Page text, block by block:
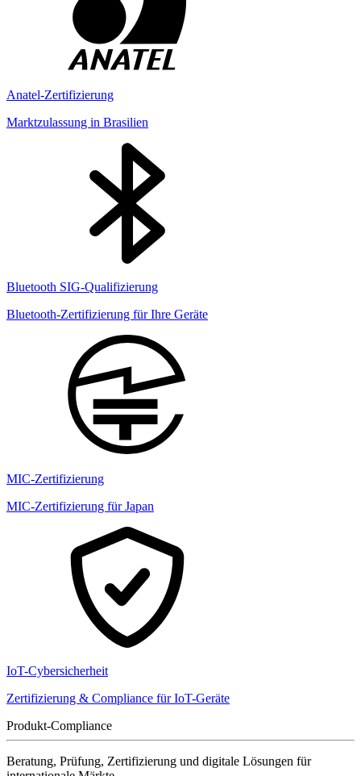
Anatel-Zertifizierung
Marktzulassung in Brasilien
Bluetooth SIG-Qualifizierung
Bluetooth-Zertifizierung für Ihre Geräte
MIC-Zertifizierung
MIC-Zertifizierung für Japan
IoT-Cybersicherheit
Zertifizierung & Compliance für IoT-Geräte
Produkt-Compliance
Beratung, Prüfung, Zertifizierung und digitale Lösungen für